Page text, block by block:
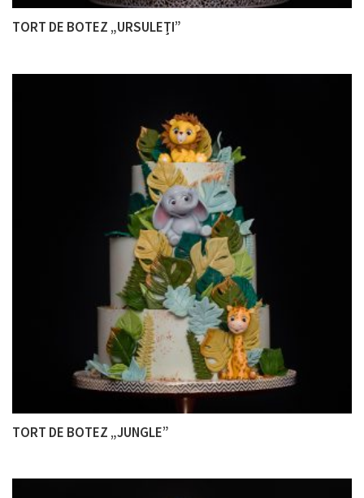
TORT DE BOTEZ „URSULEȚI”
TORT DE BOTEZ „JUNGLE”